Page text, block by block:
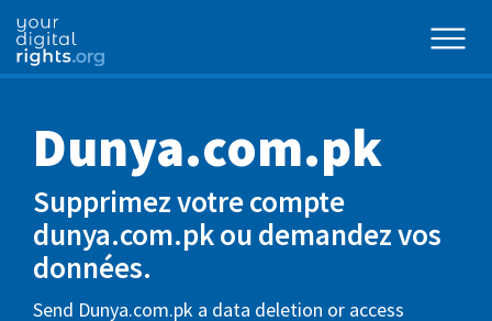
Dunya.com.pk
Supprimez votre compte
dunya.com.pk ou demandez vos
données.
Send Dunya.com.pk a data deletion or access